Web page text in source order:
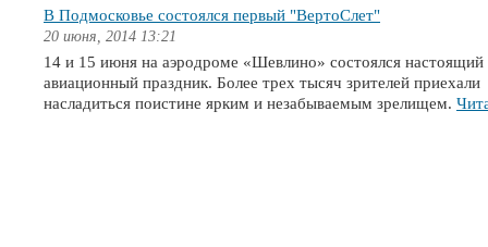
В Подмосковье состоялся первый "ВертоСлет"
20 июня, 2014 13:21
14 и 15 июня на аэродроме «Шевлино» состоялся настоящий
авиационный праздник. Более трех тысяч зрителей приехали
насладиться поистине ярким и незабываемым зрелищем.